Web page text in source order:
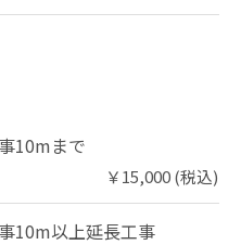
10mまで
￥15,000 (税込)
10m以上延長工事